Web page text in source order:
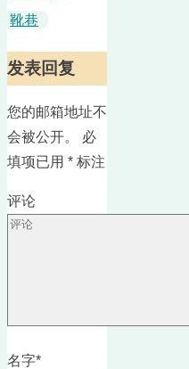
靴巷
发表回复
您的邮箱地址不
会被公开。
必
填项已用 * 标注
评论
名字*